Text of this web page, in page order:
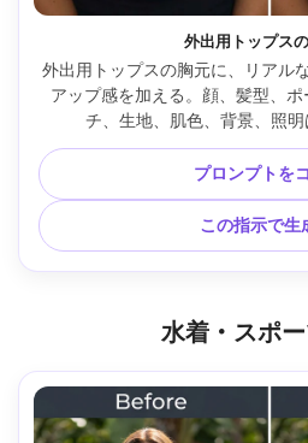
外出用トップス
外出用トップスの胸元に、リアル
アップ感を加える。顔、髪型、
チ、生地、肌色、背景、照
プロンプトを
この指示で
水着・スポ